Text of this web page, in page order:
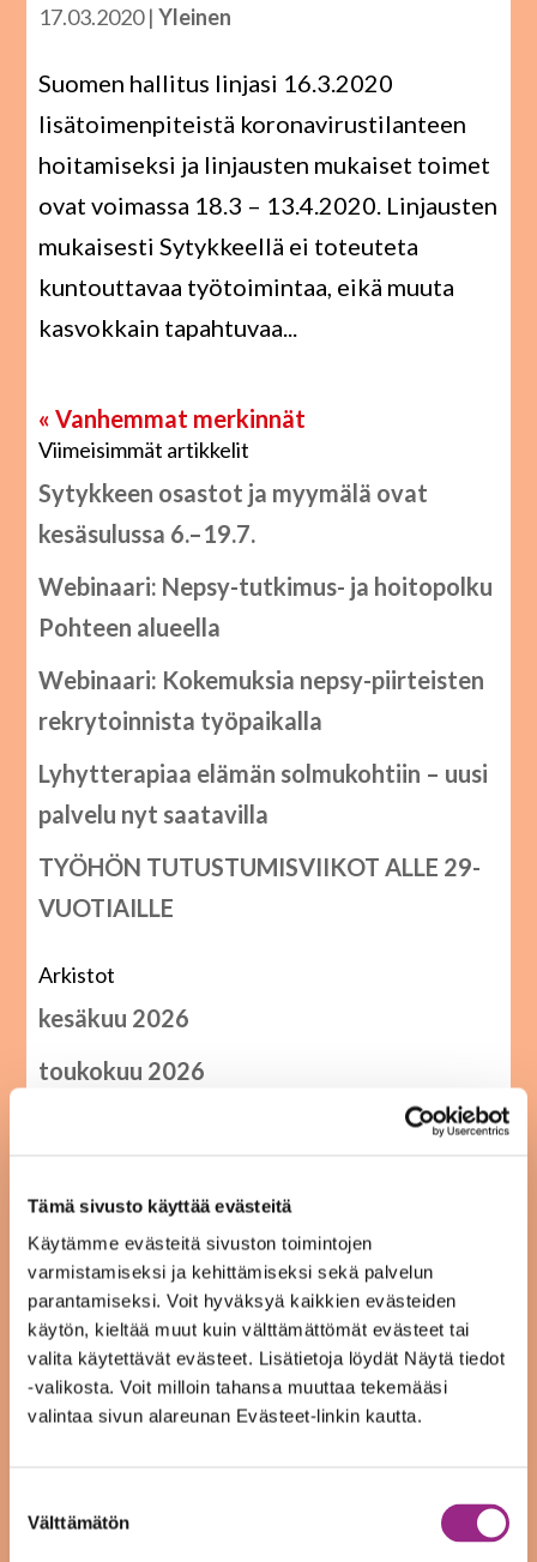
Tämä sivusto käyttää evästeitä
Käytämme evästeitä sivuston toimintojen
varmistamiseksi ja kehittämiseksi sekä palvelun
parantamiseksi. Voit hyväksyä kaikkien evästeiden
käytön, kieltää muut kuin välttämättömät evästeet tai
valita käytettävät evästeet. Lisätietoja löydät Näytä tiedot
-valikosta. Voit milloin tahansa muuttaa tekemääsi
valintaa sivun alareunan Evästeet-linkin kautta.
valinta
Välttämätön
17.03.2020|Yleinen
Suomen hallitus linjasi 16.3.2020
lisätoimenpiteistä koronavirustilanteen
hoitamiseksi ja linjausten mukaiset toimet
ovat voimassa 18.3 – 13.4.2020. Linjausten
mukaisesti Sytykkeellä ei toteuteta
kuntouttavaa työtoimintaa, eikä muuta
kasvokkain tapahtuvaa...
« Vanhemmat merkinnät
Viimeisimmät artikkelit
Sytykkeen osastot ja myymälä ovat
kesäsulussa 6.–19.7.
Webinaari: Nepsy-tutkimus- ja hoitopolku
Pohteen alueella
Webinaari: Kokemuksia nepsy-piirteisten
rekrytoinnista työpaikalla
Lyhytterapiaa elämän solmukohtiin – uusi
palvelu nyt saatavilla
TYÖHÖN TUTUSTUMISVIIKOT ALLE 29-
VUOTIAILLE
Arkistot
kesäkuu 2026
toukokuu 2026
tammikuu 2026
joulukuu 2025
syyskuu 2025
elokuu 2025